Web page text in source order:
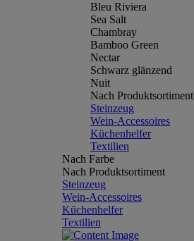
Bleu Riviera
Sea Salt
Chambray
Bamboo Green
Nectar
Schwarz glänzend
Nuit
Nach Produktsortiment
Steinzeug
Wein-Accessoires
Küchenhelfer
Textilien
Nach Farbe
Nach Produktsortiment
Steinzeug
Wein-Accessoires
Küchenhelfer
Textilien